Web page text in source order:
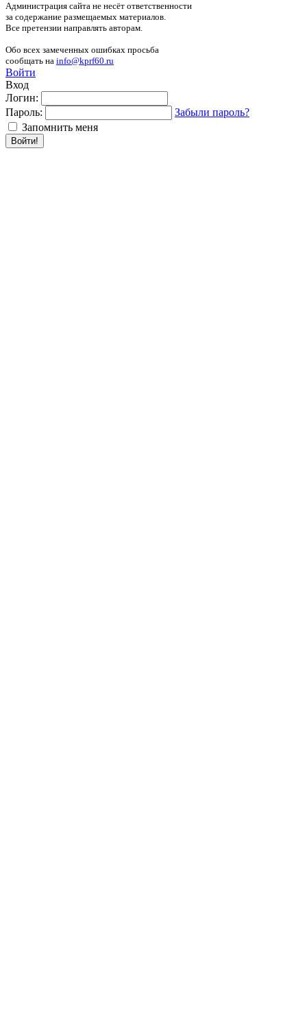
Администрация сайта не несёт ответственности
за содержание размещаемых материалов.
Все претензии направлять авторам.
Обо всех замеченных ошибках просьба
сообщать на info@kprf60.ru
Войти
Вход
Логин:
Пароль:
Забыли пароль?
Запомнить меня